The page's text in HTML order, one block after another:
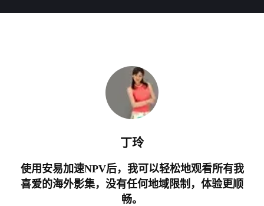
丁玲
使用安易加速NPV后，我可以轻松地观看所有我
喜爱的海外影集，没有任何地域限制，体验更顺
畅。